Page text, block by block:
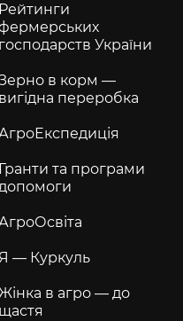
Рейтинги
господарств України
в корм —
вигідна переробка
Гранти та програми
Я — Куркуль
в агро — до
щастя